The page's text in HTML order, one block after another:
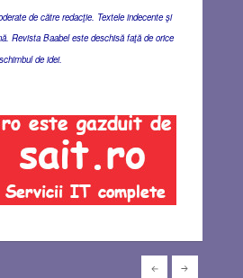
de către redacţie. Textele indecente şi
Revista Baabel este deschisă faţă de orice
de idei.